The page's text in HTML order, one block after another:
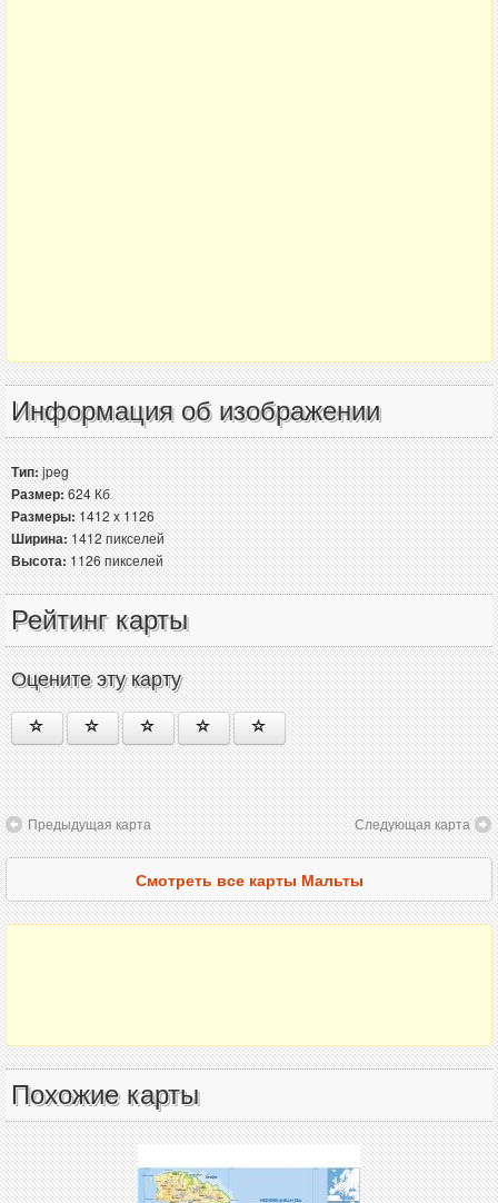
Информация об изображении
Тип:jpeg
Размер:624 Кб
Размеры:1412 x 1126
Ширина:1412 пикселей
Высота:1126 пикселей
Рейтинг карты
Оцените эту карту
Предыдущая карта Следующая карта
Смотреть все карты Мальты
Похожие карты